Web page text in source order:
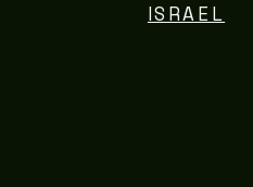
ISRAEL